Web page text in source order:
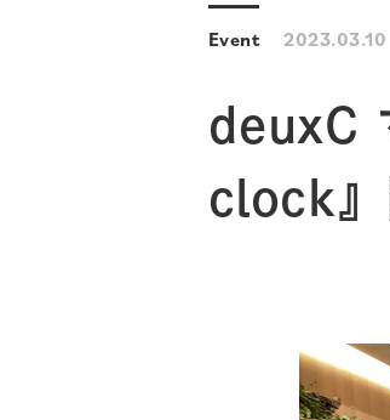
Event 2023.03.10
deuxC
clock』